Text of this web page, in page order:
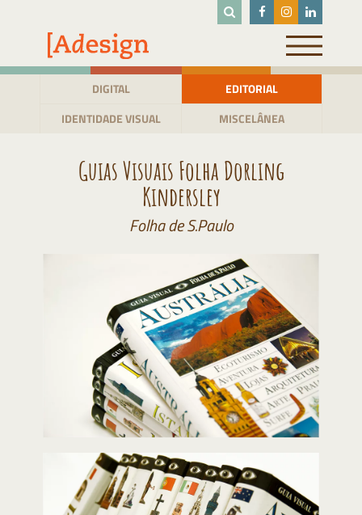
conteúdo
DIGITAL
EDITORIAL
IDENTIDADE VISUAL
MISCELÂNEA
Guias Visuais Folha Dorling
Kindersley
Folha de S.Paulo